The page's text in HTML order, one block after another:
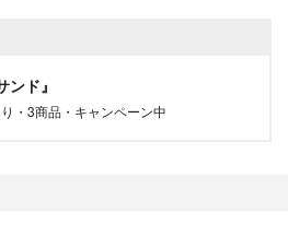
ド』
・3商品・キャンペーン中